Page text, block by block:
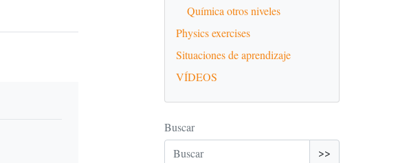
Química otros niveles
Physics exercises
Situaciones de aprendizaje
VÍDEOS
Buscar
>>